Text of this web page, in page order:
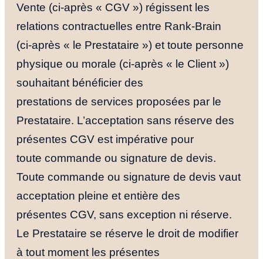
Vente (ci-après « CGV ») régissent les
relations contractuelles entre Rank-Brain
(ci-après « le Prestataire ») et toute personne
physique ou morale (ci-après « le Client »)
souhaitant bénéficier des
prestations de services proposées par le
Prestataire. L’acceptation sans réserve des
présentes CGV est impérative pour
toute commande ou signature de devis.
Toute commande ou signature de devis vaut
acceptation pleine et entière des
présentes CGV, sans exception ni réserve.
Le Prestataire se réserve le droit de modifier
à tout moment les présentes